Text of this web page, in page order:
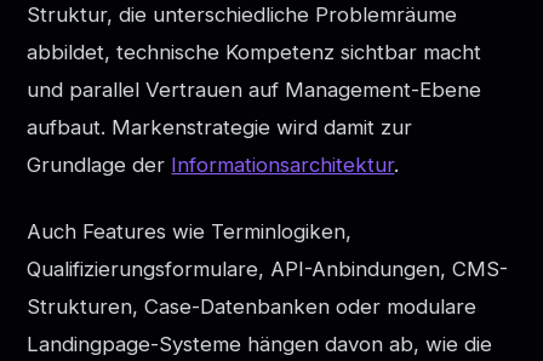
Struktur, die unterschiedliche Problemräume
abbildet, technische Kompetenz sichtbar macht
und parallel Vertrauen auf Management-Ebene
aufbaut. Markenstrategie wird damit zur
Grundlage der Informationsarchitektur.
Auch Features wie Terminlogiken,
Qualifizierungsformulare, API-Anbindungen, CMS-
Strukturen, Case-Datenbanken oder modulare
Landingpage-Systeme hängen davon ab, wie die